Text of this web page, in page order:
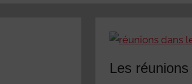
Les réunions